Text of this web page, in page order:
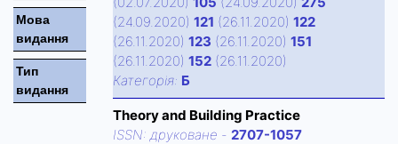
Мова
видання
Тип
видання
(24.09.2020) 121 (26.11.2020) 122
(26.11.2020) 123 (26.11.2020) 151
(26.11.2020) 152 (26.11.2020)
Категорiя: Б
Theory and Building Practice
ISSN: друковане - 2707-1057